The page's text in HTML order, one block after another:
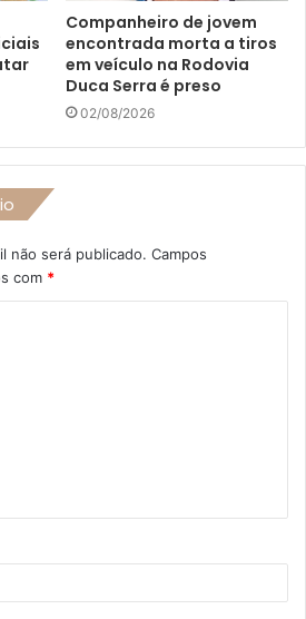
Companheiro de jovem
encontrada morta a tiros
em veículo na Rodovia
Duca Serra é preso
02/08/2026
não será publicado. Campos
com *